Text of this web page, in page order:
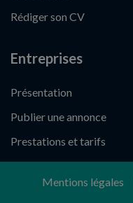
Rédiger son CV
Entreprises
Présentation
Publier une annonce
Prestations et tarifs
Mentions légales